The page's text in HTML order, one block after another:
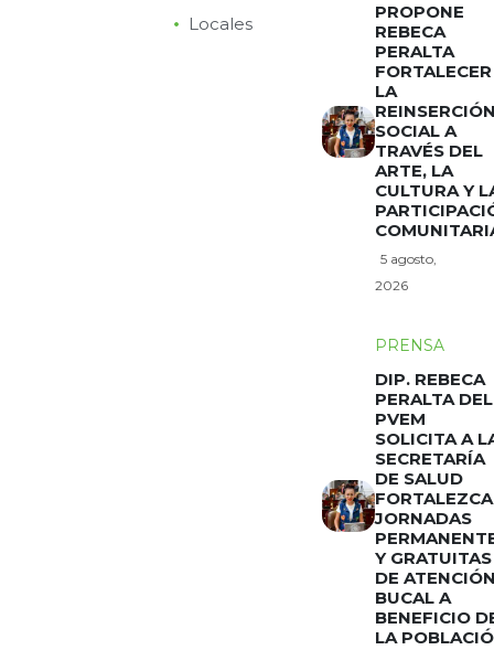
Locales
PROPONE
REBECA
PERALTA
FORTALECER
LA
SOCIAL A
TRAVÉS DEL
ARTE, LA
CULTURA Y
5 agosto,
2026
PRENSA
DIP. REBECA
PERALTA DEL
PVEM
SOLICITA A
SECRETARÍA
DE SALUD
FORTALEZCA
JORNADAS
Y GRATUITAS
DE
BUCAL A
BENEFICIO
LA